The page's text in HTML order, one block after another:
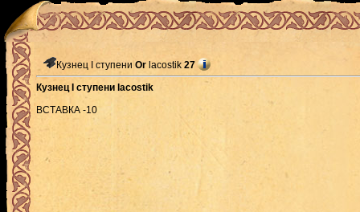
Кузнец I ступени Or lacostik 27
Кузнец I ступени lacostik
ВСТАВКА -10